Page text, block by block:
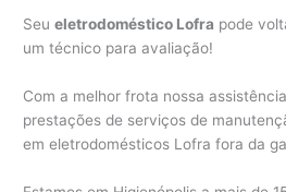
Seueletrodoméstico Lofra pode
um técnico para avaliação!
Com a melhor frota nossa
prestações de serviços de
em eletrodomésticos Lofra fora da